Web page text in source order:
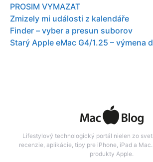
PROSIM VYMAZAT
Zmizely mi události z kalendáře
Finder – vyber a presun suborov
Starý Apple eMac G4/1.25 – výmena
Lifestylový technologický portál nielen zo
recenzie, aplikácie, tipy pre iPhone, iPad a
produkty Apple.